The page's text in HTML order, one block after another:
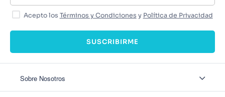
Acepto los Términos y Condiciones y Política de Privacidad
SUSCRIBIRME
Sobre Nosotros